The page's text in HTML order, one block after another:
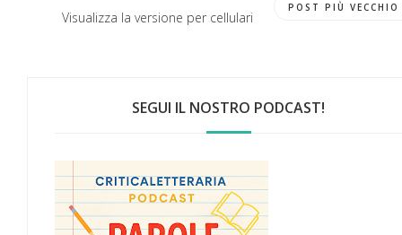
POST PIÙ VECCHIO
Visualizza la versione per cellulari
SEGUI IL NOSTRO PODCAST!